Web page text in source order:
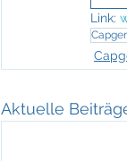
Link:
Aktuelle